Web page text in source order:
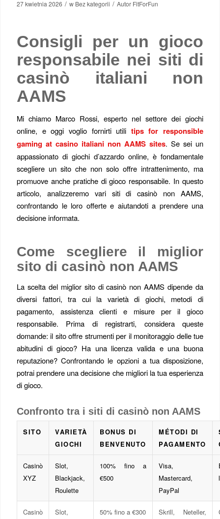
27 kwietnia 2026 / w Bez kategorii / Autor FitForFun
Consigli per un gioco
responsabile nei siti di
casinò italiani non
AAMS
Mi chiamo Marco Rossi, esperto nel settore dei giochi
online, e oggi voglio fornirti utili tips for responsible
gaming at casino italiani non AAMS sites. Se sei un
appassionato di giochi d’azzardo online, è fondamentale
scegliere un sito che non solo offre intrattenimento, ma
promuove anche pratiche di gioco responsabile. In questo
articolo, analizzeremo vari siti di casinò non AAMS,
confrontando le loro offerte e aiutandoti a prendere una
decisione informata.
Come scegliere il miglior
sito di casinò non AAMS
La scelta del miglior sito di casinò non AAMS dipende da
diversi fattori, tra cui la varietà di giochi, metodi di
pagamento, assistenza clienti e misure per il gioco
responsabile. Prima di registrarti, considera queste
domande: il sito offre strumenti per il monitoraggio delle tue
abitudini di gioco? Ha una licenza valida e una buona
reputazione? Confrontando le opzioni a tua disposizione,
potrai prendere una decisione che migliori la tua esperienza
di gioco.
Confronto tra i siti di casinò non AAMS
SITO
VARIETÀ
GIOCHI
BONUS DI
BENVENUTO
MÉTODI DI
PAGAMENTO
Casinò
XYZ
Slot,
Blackjack,
Roulette
100% fino a
€500
Visa,
Mastercard,
PayPal
Casinò
Slot,
50% fino a €300
Skrill, Neteller,